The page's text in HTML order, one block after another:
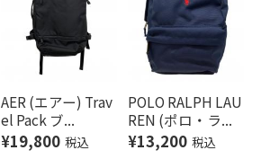
AER (エアー) Trav
el Pack ブ...
¥19,800 税込
POLO RALPH LAU
REN (ポロ・ラ...
¥13,200 税込